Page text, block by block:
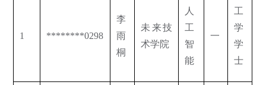
1 ********0298
李
雨
桐
未来技
术学院
人
工
智
能
一
工
学
学
士